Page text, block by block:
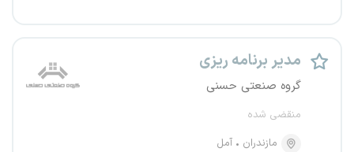
مدیر برنامه ریزی
گروه صنعتی حسنی
منقضی شده
مازندران
آمل